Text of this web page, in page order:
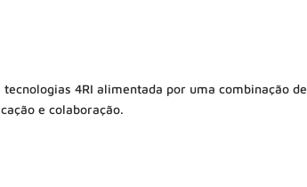
4RI alimentada por uma combinação de
e colaboração.